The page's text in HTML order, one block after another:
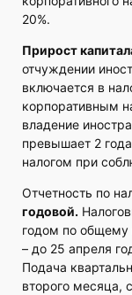
20%.
Прирост
отчуждении
включается в
корпоративным
владение
превышает 2
налогом при
Отчетность по
годовой.
годом по общему
– до 25 апреля
Подача
второго месяца,